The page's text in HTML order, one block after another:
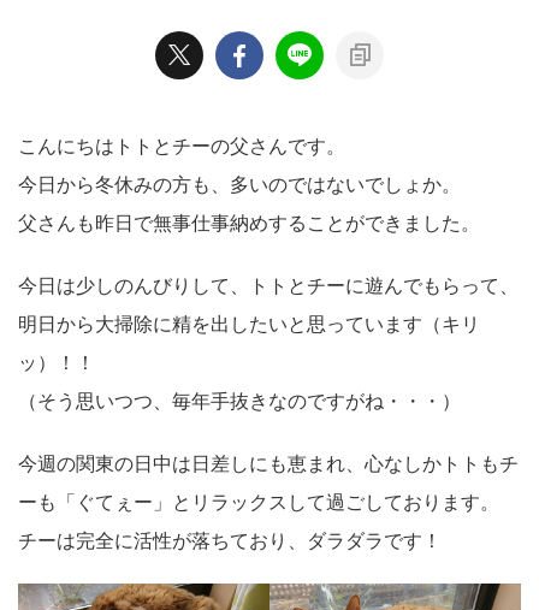
こんにちはトトとチーの父さんです。
今日から冬休みの方も、多いのではないでしょか。
父さんも昨日で無事仕事納めすることができました。
今日は少しのんびりして、トトとチーに遊んでもらって、
明日から大掃除に精を出したいと思っています（キリ
ッ）！！
（そう思いつつ、毎年手抜きなのですがね・・・）
今週の関東の日中は日差しにも恵まれ、心なしかトトもチ
ーも「ぐてぇー」とリラックスして過ごしております。
チーは完全に活性が落ちており、ダラダラです！